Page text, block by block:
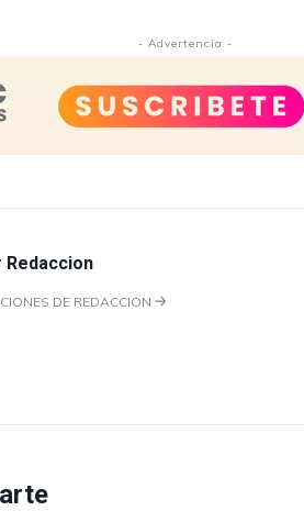
- Advertencia -
Redaccion
DE REDACCION